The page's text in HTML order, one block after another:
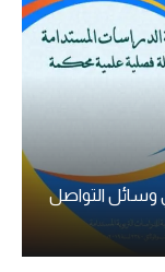
وسائل التواصل